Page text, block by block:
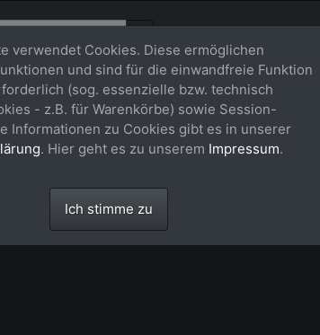
verwendet Cookies. Diese ermöglichen
und sind für die einwandfreie Funktion
(sog. essenzielle bzw. technisch
- z.B. für Warenkörbe) sowie Session-
Informationen zu Cookies gibt es in unserer
. Hier geht es zu unserem Impressum.
Ich stimme zu